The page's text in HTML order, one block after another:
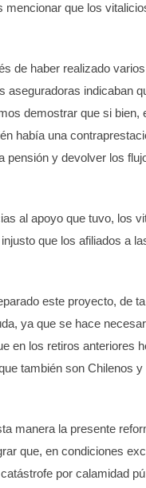
mencionar que los
de haber realizado
aseguradoras indicaban
demostrar que si bien,
había una
pensión y devolver los
al apoyo que tuvo, los
que los afiliados a
este proyecto, de
ya que se hace
en los retiros anteriores
también son Chilenos y
manera la presente
que, en condiciones
por calamidad